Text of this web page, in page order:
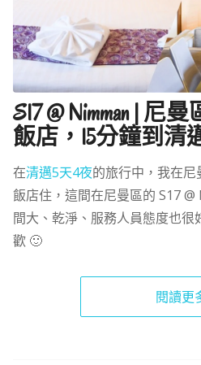
S17 @ Nimman | 尼
飯店，15分鐘到清
在清邁5天4夜的旅行中，我在
飯店住，這間在尼曼區的 S17
間大、乾淨、服務人員態度也
歡 🙂
閱讀更